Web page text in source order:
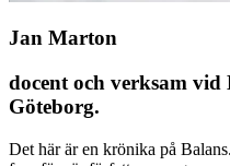
Jan Marton
docent och verksam vid
Göteborg.
Det här är en krönika på